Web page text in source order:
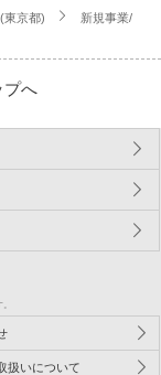
東京都)
新規事業/
プへ
扱いについて